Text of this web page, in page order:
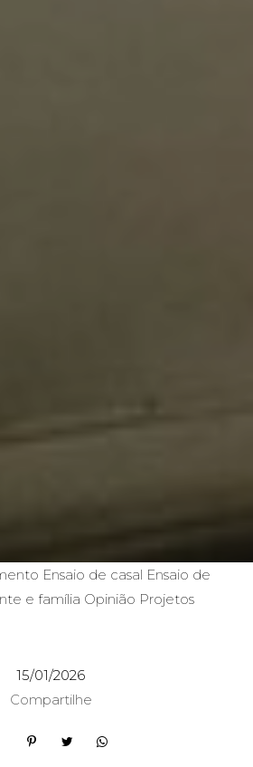
Ensaio de casal Ensaio de
e família Opinião Projetos
15/01/2026
Compartilhe